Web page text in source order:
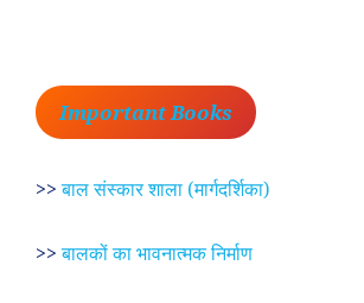
Important Books
>>बाल संस्कार शाला (मार्गदर्शिका)
>>बालकों का भावनात्मक निर्माण